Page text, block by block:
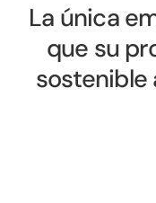
La única
que su
sostenible